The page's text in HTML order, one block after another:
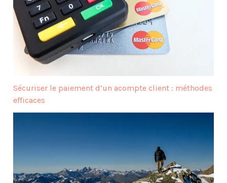
Sécuriser le paiement d’un acompte client : méthodes
efficaces